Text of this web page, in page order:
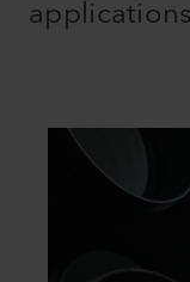
applications